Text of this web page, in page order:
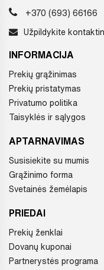
+370 (693) 66166
Užpildykite
INFORMACIJA
Prekių grąžinimas
Prekių pristatymas
Privatumo politika
Taisyklės ir sąlygos
APTARNAVIMAS
Susisiekite su mumis
Grąžinimo forma
Svetainės žemėlapis
PRIEDAI
Prekių ženklai
Dovanų kuponai
Partnerystės programa